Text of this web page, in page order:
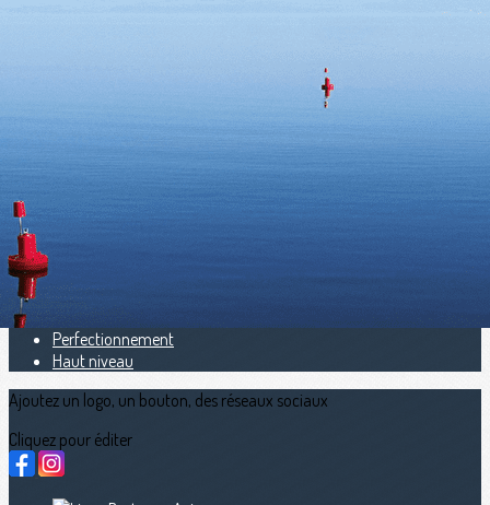
Exporter uniquement les colonnes affichées
Open Aviron Indoor Bretagne
calendriers sportifs
Offre jeunes
Perfectionnement
Haut niveau
Ajoutez un logo, un bouton, des réseaux sociaux
Cliquez pour éditer